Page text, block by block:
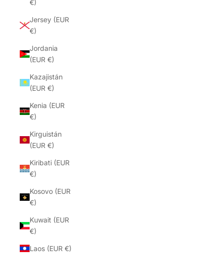
€)
Jersey (EUR
€)
Jordania
(EUR €)
Kazajistán
(EUR €)
Kenia (EUR
€)
Kirguistán
(EUR €)
Kiribati (EUR
€)
Kosovo (EUR
€)
Kuwait (EUR
€)
Laos (EUR €)